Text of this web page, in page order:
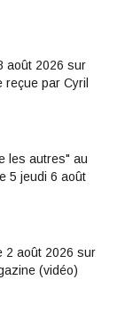
août 2026 sur
reçue par Cyril
les autres" au
5 jeudi 6 août
2 août 2026 sur
(vidéo)